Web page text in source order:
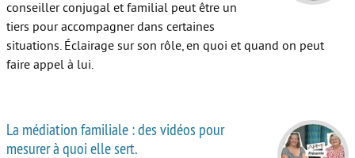
conseiller conjugal et familial peut être un
tiers pour accompagner dans certaines
situations. Éclairage sur son rôle, en quoi et quand on peut
faire appel à lui.
La médiation familiale : des vidéos pour
mesurer à quoi elle sert.